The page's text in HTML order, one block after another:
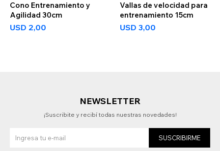
Cono Entrenamiento y
Agilidad 30cm
USD 2,00
Vallas de velocidad para
entrenamiento 15cm
USD 3,00
NEWSLETTER
¡Suscribite y recibí todas nuestras novedades!
SUSCRIBIRME